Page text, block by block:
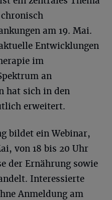
am 19. Mai.
Entwicklungen
im
an
hat sich in den
erweitert.
bildet ein Webinar,
von 18 bis 20 Uhr
der Ernährung sowie
Interessierte
Anmeldung am